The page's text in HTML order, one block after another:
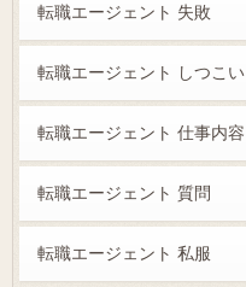
転職エージェント 失敗
転職エージェント しつこい
転職エージェント 仕事内容
転職エージェント 質問
転職エージェント 私服